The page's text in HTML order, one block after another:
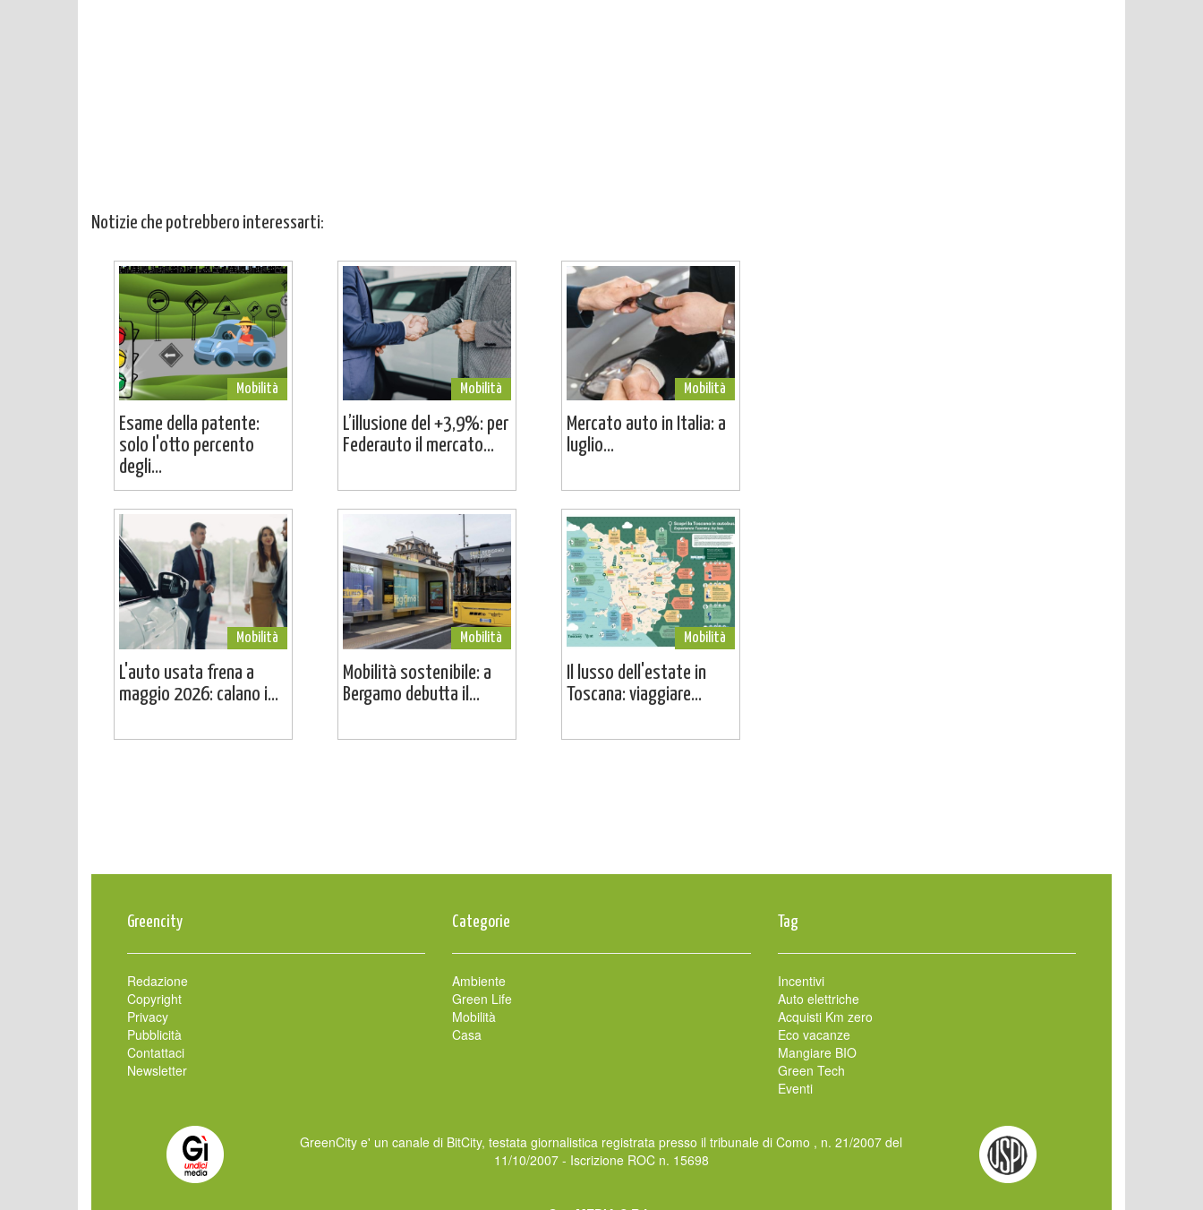
Notizie che potrebbero interessarti:
Mobilità
Esame della patente:
solo l'otto percento
degli...
Mobilità
L’illusione del +3,9%: per
Federauto il mercato...
Mobilità
Mercato auto in Italia: a
luglio...
Mobilità
L'auto usata frena a
maggio 2026: calano i...
Mobilità
Mobilità sostenibile: a
Bergamo debutta il...
Mobilità
Il lusso dell'estate in
Toscana: viaggiare...
Greencity
Redazione
Copyright
Privacy
Pubblicità
Contattaci
Newsletter
Categorie
Ambiente
Green Life
Mobilità
Casa
Tag
Incentivi
Auto elettriche
Acquisti Km zero
Eco vacanze
Mangiare BIO
Green Tech
Eventi
GreenCity e' un canale di BitCity, testata giornalistica registrata presso il tribunale di Como , n. 21/2007 del
11/10/2007 - Iscrizione ROC n. 15698